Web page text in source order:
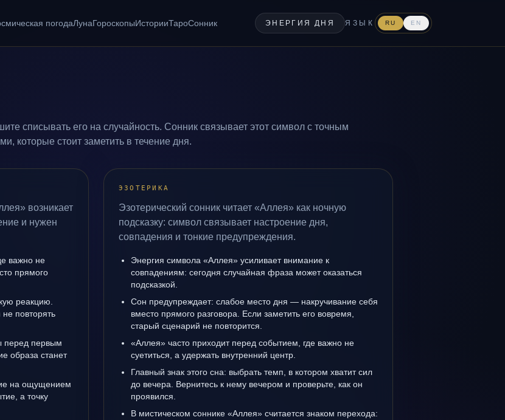
погодаЛунаГороскопыИсторииТароСонник ЭНЕРГИЯ ДНЯ ЯЗЫК RU EN
списывать его на случайность. Сонник связывает этот символ с точным
которые стоит заметить в течение дня.
возникает
и нужен
важно не
прямого
реакцию.
повторять
перед первым
образа станет
на ощущением
а точку
ЭЗОТЕРИКА
Эзотерический сонник читает «Аллея» как ночную
подсказку: символ связывает настроение дня,
совпадения и тонкие предупреждения.
Энергия символа «Аллея» усиливает внимание к
совпадениям: сегодня случайная фраза может оказаться
подсказкой.
Сон предупреждает: слабое место дня — накручивание себя
вместо прямого разговора. Если заметить его вовремя,
старый сценарий не повторится.
«Аллея» часто приходит перед событием, где важно не
суетиться, а удержать внутренний центр.
Главный знак этого сна: выбрать темп, в котором хватит сил
до вечера. Вернитесь к нему вечером и проверьте, как он
проявился.
В мистическом соннике «Аллея» считается знаком перехода: